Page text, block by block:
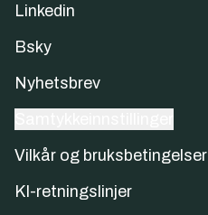
Linkedin
Bsky
Nyhetsbrev
Vilkår og bruksbetingelser
KI-retningslinjer